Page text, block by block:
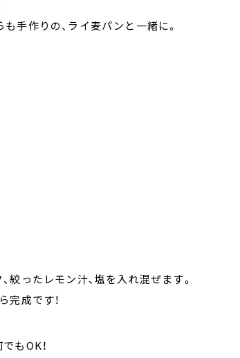
手作りの、ライ麦パンと一緒に。
ったレモン汁、塩を入れ混ぜます。
完成です！
もOK！